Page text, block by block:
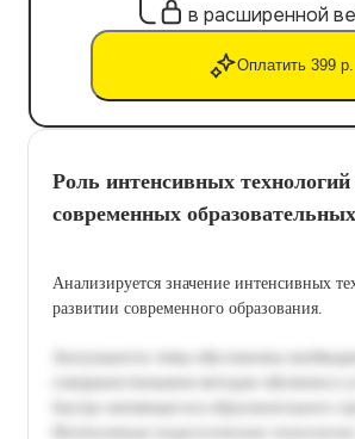
в расширенной
Оплатить 399 р.
Роль интенсивных технологий
современных
Анализируется значение интенсивных
развитии современного образования.